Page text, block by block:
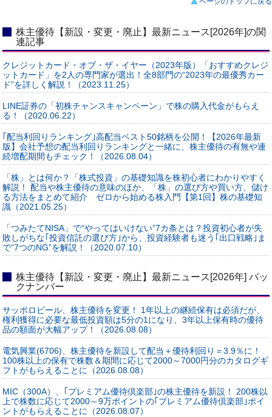
株主優待【新設・変更・廃止】最新ニュース[2026年]の関
連記事
クレジットカード・オブ・ザ・イヤー（2023年版）「おすすめクレジ
ットカード」を2人の専門家が選出！全8部門の“2023年の最優秀カー
ド”を詳しく解説！（2023.11.25）
LINE証券の「初株チャンスキャンペーン」で株の購入代金がもらえ
る！（2020.06.22）
｢配当利回りランキング｣高配当ベスト50銘柄を公開！【2026年最新
版】会社予想の配当利回りランキングと一緒に、株主優待の有無や連
続増配期間もチェック！（2026.08.04）
「株」とは何か？「株式投資」の基礎知識を株初心者にわかりやすく
解説！ 配当や株主優待の意味のほか、「株」の選び方や買い方、儲け
る方法をまとめて紹介 ゼロから始める株入門【第1回】株の基礎知
識（2021.05.25）
「つみたてNISA」で“やってはいけない”7カ条とは？投資初心者が失
敗しがちな｢投資信託の選び方｣から、投資経験者も迷う｢出口戦略｣ま
で“7つのNG”を解説！（2020.07.10）
株主優待【新設・変更・廃止】最新ニュース[2026年] バッ
クナンバー
サッポロビール、株主優待を変更！ 1年以上の継続保有は必須だが、
権利獲得に必要な最低投資額は5分の1になり、3年以上保有時の優待
品の額面が大幅アップ！（2026.08.08）
電気興業(6706)、株主優待を新設して配当＋優待利回り＝3.9％に！
100株以上の保有で株数＆期間に応じて2000～7000円分のカタログギ
フトがもらえることに（2026.08.08）
MIC（300A）、｢プレミアム優待倶楽部｣の株主優待を新設！ 200株以
上で株数に応じて2000～9万ポイントの｢プレミアム優待倶楽部｣ポイ
ントがもらえることに（2026.08.07）